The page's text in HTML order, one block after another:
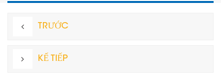
TRƯỚC
KẾ TIẾP